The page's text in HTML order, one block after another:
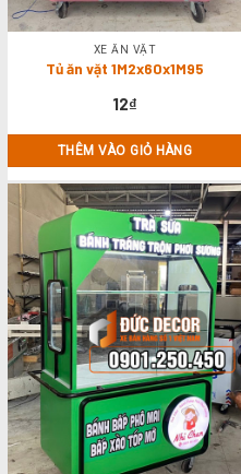
XE ĂN VẶT
Tủ ăn vặt 1M2x60x1M95
12₫
THÊM VÀO GIỎ HÀNG